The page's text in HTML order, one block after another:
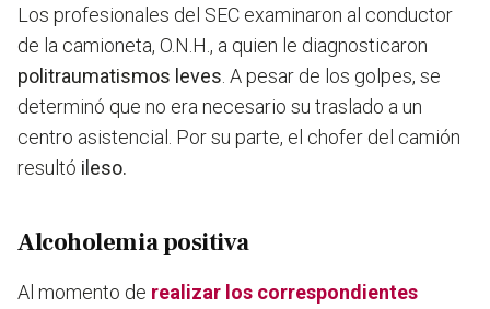
Los profesionales del SEC examinaron al conductor
de la camioneta, O.N.H., a quien le diagnosticaron
politraumatismos leves . A pesar de los golpes, se
determinó que no era necesario su traslado a un
centro asistencial. Por su parte, el chofer del camión
resultó ileso.
Alcoholemia positiva
Al momento de realizar los correspondientes